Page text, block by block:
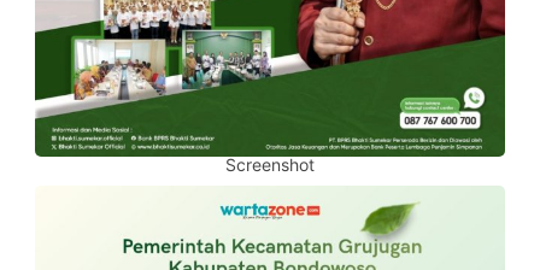
Screenshot